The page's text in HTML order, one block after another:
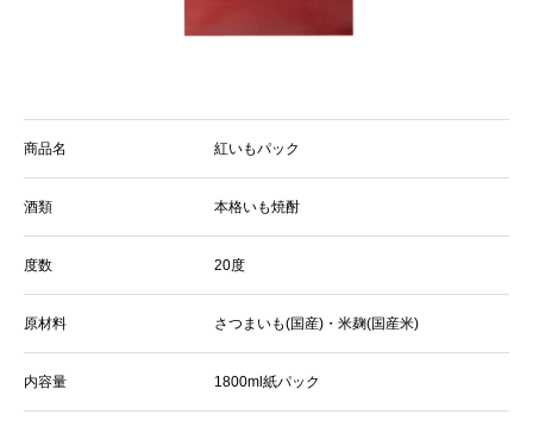
商品名 紅いもパック
酒類 本格いも焼酎
度数 20度
原材料 さつまいも(国産)・米麹(国産米)
内容量 1800ml紙パック